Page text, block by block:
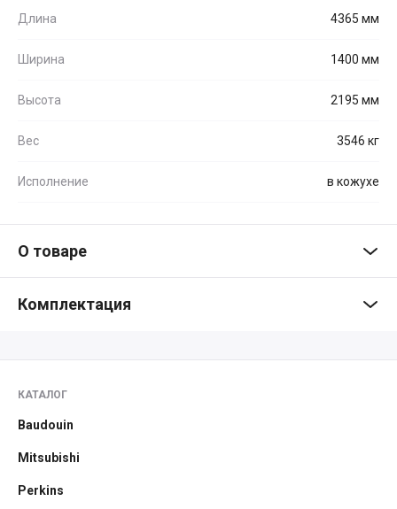
Длина 4365 мм
Ширина 1400 мм
Высота 2195 мм
Вес 3546 кг
Исполнение в кожухе
О товаре
Комплектация
КАТАЛОГ
Baudouin
Mitsubishi
Perkins